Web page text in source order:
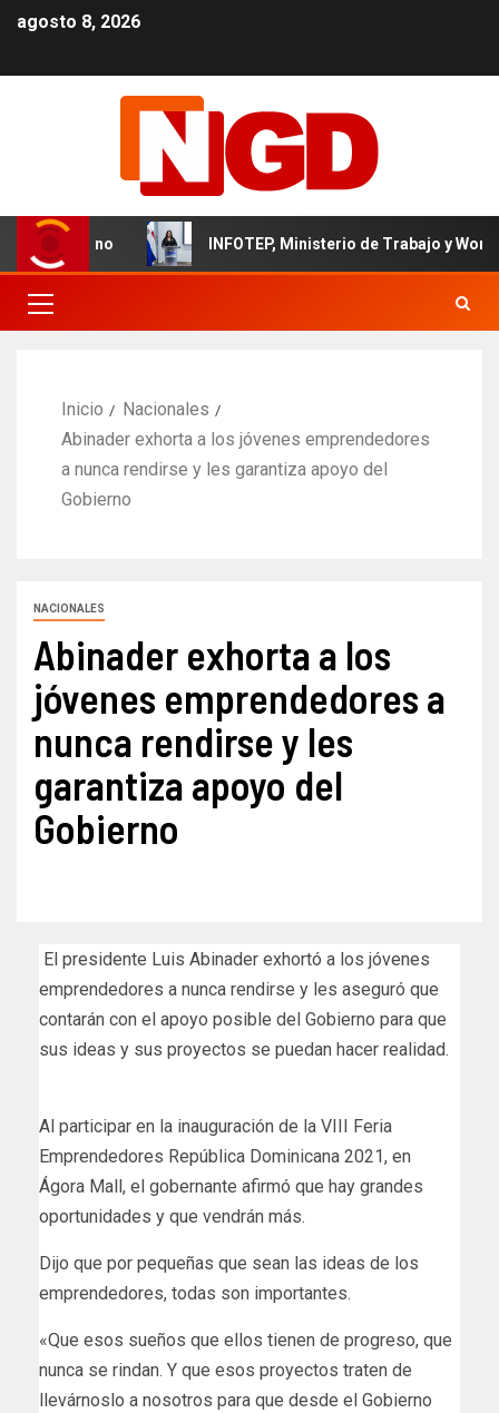
agosto 8, 2026
INFOTEP, Ministerio de Trabajo y World
Inicio
Nacionales
Abinader exhorta a los jóvenes emprendedores
a nunca rendirse y les garantiza apoyo del
Gobierno
NACIONALES
Abinader exhorta a los
jóvenes emprendedores a
nunca rendirse y les
garantiza apoyo del
Gobierno
El presidente Luis Abinader exhortó a los jóvenes
emprendedores a nunca rendirse y les aseguró que
contarán con el apoyo posible del Gobierno para que
sus ideas y sus proyectos se puedan hacer realidad.
Al participar en la inauguración de la VIII Feria
Emprendedores República Dominicana 2021, en
Ágora Mall, el gobernante afirmó que hay grandes
oportunidades y que vendrán más.
Dijo que por pequeñas que sean las ideas de los
emprendedores, todas son importantes.
«Que esos sueños que ellos tienen de progreso, que
nunca se rindan. Y que esos proyectos traten de
llevárnoslo a nosotros para que desde el Gobierno